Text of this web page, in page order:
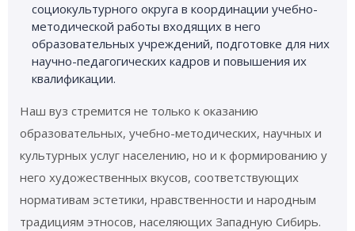
социокультурного округа в координации учебно-
методической работы входящих в него
образовательных учреждений, подготовке для них
научно-педагогических кадров и повышения их
квалификации.
Наш вуз стремится не только к оказанию
образовательных, учебно-методических, научных и
культурных услуг населению, но и к формированию у
него художественных вкусов, соответствующих
нормативам эстетики, нравственности и народным
традициям этносов, населяющих Западную Сибирь.